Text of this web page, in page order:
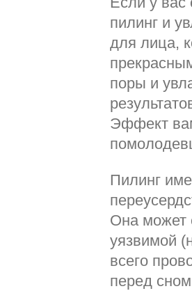
пилинг и
для лица,
поры и
Эффект
Пилинг
Она может
уязвимой
всего
перед